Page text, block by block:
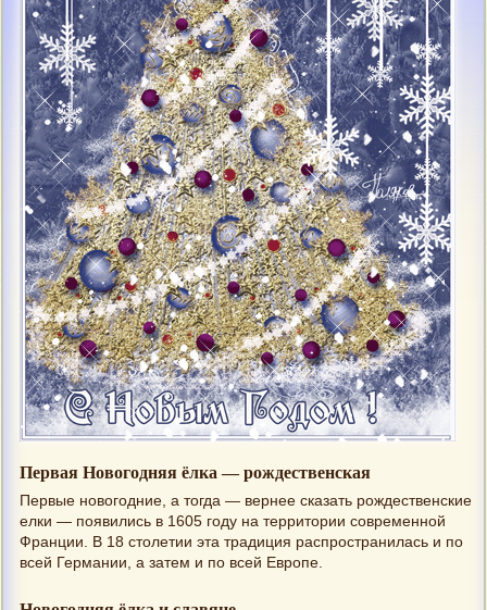
Первая Новогодняя ёлка — рождественская
Первые новогодние, а тогда — вернее сказать рождественские
елки — появились в 1605 году на территории современной
Франции. В 18 столетии эта традиция распространилась и по
всей Германии, а затем и по всей Европе.